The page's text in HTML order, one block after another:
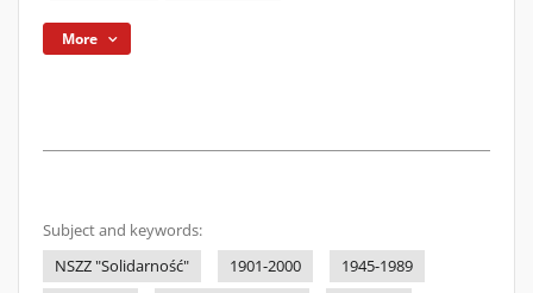
More
Subject and keywords:
NSZZ "Solidarność"
1901-2000
1945-1989